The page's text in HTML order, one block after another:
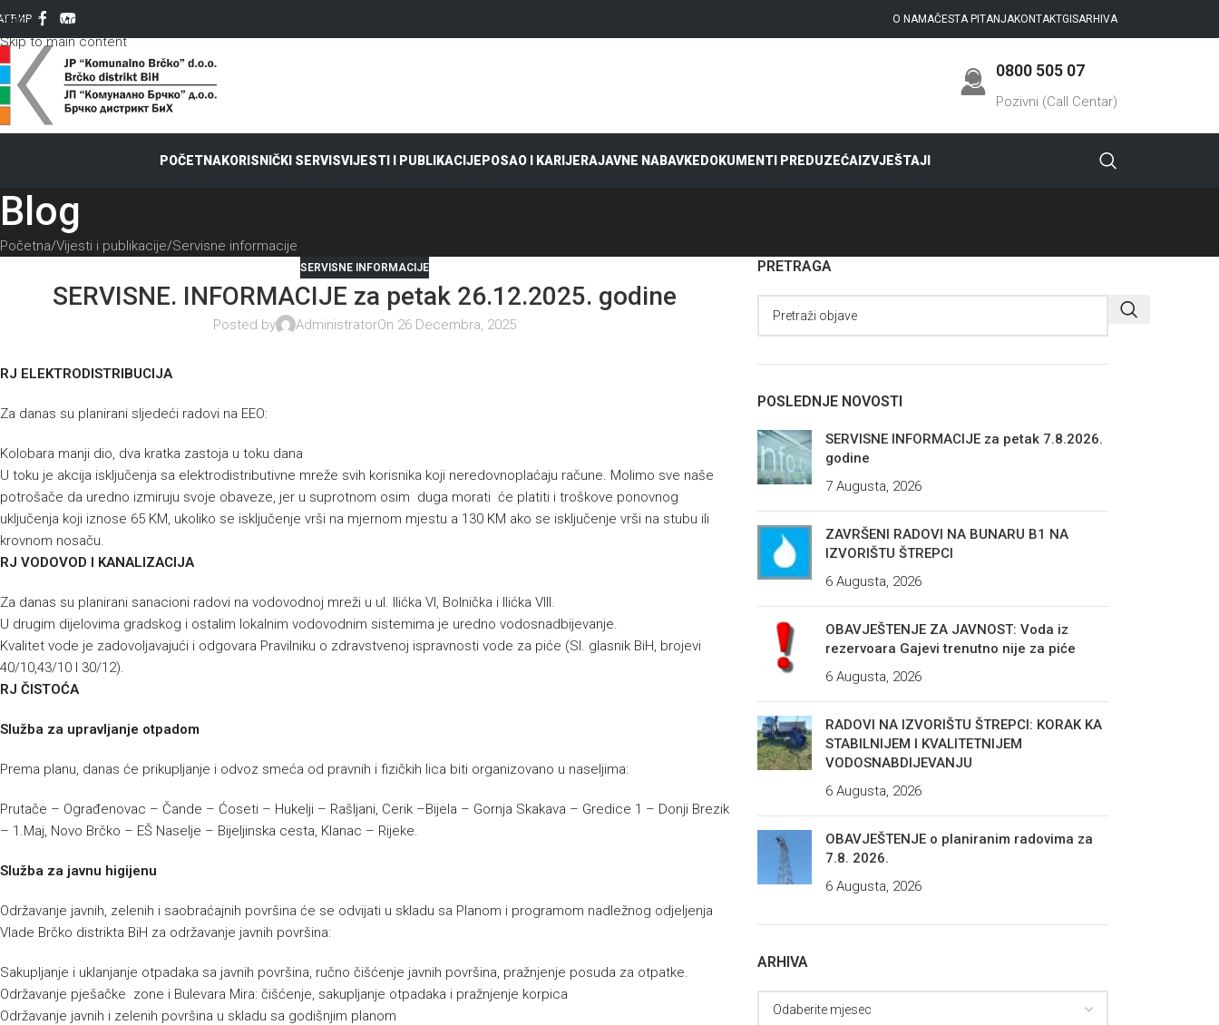
Skip to navigation
Skip to main content
ЋИР O NAMAČESTA PITANJAKONTAKTGISARHIVA
0800 505 07
Pozivni (Call Centar)
POČETNAKORISNIČKI SERVISVIJESTI I PUBLIKACIJEPOSAO I KARIJERAJAVNE NABAVKEDOKUMENTI PREDUZEĆAIZVJEŠTAJI
Blog
Početna Vijesti i publikacije Servisne informacije
SERVISNE INFORMACIJE
SERVISNE. INFORMACIJE za petak 26.12.2025. godine
Posted by AdministratorOn 26 Decembra, 2025
RJ ELEKTRODISTRIBUCIJA
Za danas su planirani sljedeći radovi na EEO:
Kolobara manji dio, dva kratka zastoja u toku dana
U toku je akcija isključenja sa elektrodistributivne mreže svih korisnika koji neredovnoplaćaju račune. Molimo sve naše
potrošače da uredno izmiruju svoje obaveze, jer u suprotnom osim duga morati će platiti i troškove ponovnog
uključenja koji iznose 65 KM, ukoliko se isključenje vrši na mjernom mjestu a 130 KM ako se isključenje vrši na stubu ili
krovnom nosaču.
RJ VODOVOD I KANALIZACIJA
Za danas su planirani sanacioni radovi na vodovodnoj mreži u ul. Ilićka VI, Bolnička i Ilićka VIII.
U drugim dijelovima gradskog i ostalim lokalnim vodovodnim sistemima je uredno vodosnadbijevanje.
Kvalitet vode je zadovoljavajući i odgovara Pravilniku o zdravstvenoj ispravnosti vode za piće (Sl. glasnik BiH, brojevi
40/10,43/10 I 30/12).
RJ ČISTOĆA
Služba za upravljanje otpadom
Prema planu, danas će prikupljanje i odvoz smeća od pravnih i fizičkih lica biti organizovano u naseljima:
Prutače – Ograđenovac – Čande – Ćoseti – Hukelji – Rašljani, Cerik –Bijela – Gornja Skakava – Gredice 1 – Donji Brezik
– 1.Maj, Novo Brčko – EŠ Naselje – Bijeljinska cesta, Klanac – Rijeke.
Služba za javnu higijenu
Održavanje javnih, zelenih i saobraćajnih površina će se odvijati u skladu sa Planom i programom nadležnog odjeljenja
Vlade Brčko distrikta BiH za održavanje javnih površina:
Sakupljanje i uklanjanje otpadaka sa javnih površina, ručno čišćenje javnih površina, pražnjenje posuda za otpatke.
Održavanje pješačke zone i Bulevara Mira: čišćenje, sakupljanje otpadaka i pražnjenje korpica
Održavanje javnih i zelenih površina u skladu sa godišnjim planom
PRETRAGA
POSLEDNJE NOVOSTI
SERVISNE INFORMACIJE za petak 7.8.2026.
godine
7 Augusta, 2026
ZAVRŠENI RADOVI NA BUNARU B1 NA
IZVORIŠTU ŠTREPCI
6 Augusta, 2026
OBAVJEŠTENJE ZA JAVNOST: Voda iz
rezervoara Gajevi trenutno nije za piće
6 Augusta, 2026
RADOVI NA IZVORIŠTU ŠTREPCI: KORAK KA
STABILNIJEM I KVALITETNIJEM
VODOSNABDIJEVANJU
6 Augusta, 2026
OBAVJEŠTENJE o planiranim radovima za
7.8. 2026.
6 Augusta, 2026
ARHIVA